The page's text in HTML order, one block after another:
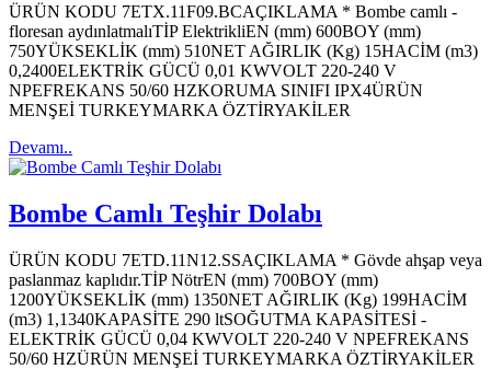
ÜRÜN KODU 7ETX.11F09.BCAÇIKLAMA * Bombe camlı -
floresan aydınlatmalıTİP ElektrikliEN (mm) 600BOY (mm)
750YÜKSEKLİK (mm) 510NET AĞIRLIK (Kg) 15HACİM (m3)
0,2400ELEKTRİK GÜCÜ 0,01 KWVOLT 220-240 V
NPEFREKANS 50/60 HZKORUMA SINIFI IPX4ÜRÜN
MENŞEİ TURKEYMARKA ÖZTİRYAKİLER
Devamı..
Bombe Camlı Teşhir Dolabı
ÜRÜN KODU 7ETD.11N12.SSAÇIKLAMA * Gövde ahşap veya
paslanmaz kaplıdır.TİP NötrEN (mm) 700BOY (mm)
1200YÜKSEKLİK (mm) 1350NET AĞIRLIK (Kg) 199HACİM
(m3) 1,1340KAPASİTE 290 ltSOĞUTMA KAPASİTESİ -
ELEKTRİK GÜCÜ 0,04 KWVOLT 220-240 V NPEFREKANS
50/60 HZÜRÜN MENŞEİ TURKEYMARKA ÖZTİRYAKİLER